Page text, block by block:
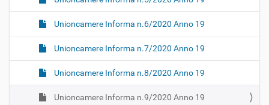
Unioncamere Informa n.6/2020 Anno 19
Unioncamere Informa n.7/2020 Anno 19
Unioncamere Informa n.8/2020 Anno 19
Unioncamere Informa n.9/2020 Anno 19